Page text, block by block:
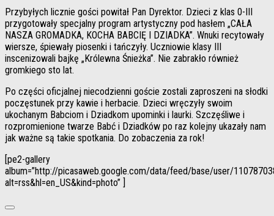
Przybyłych licznie gości powitał Pan Dyrektor. Dzieci z klas 0-III
przygotowały specjalny program artystyczny pod hasłem „CAŁA
NASZA GROMADKA, KOCHA BABCIĘ I DZIADKA”. Wnuki recytowały
wiersze, śpiewały piosenki i tańczyły. Uczniowie klasy III
inscenizowali bajkę „Królewna Śnieżka”. Nie zabrakło również
gromkiego sto lat.
Po części oficjalnej niecodzienni goście zostali zaproszeni na słodki
poczęstunek przy kawie i herbacie. Dzieci wręczyły swoim
ukochanym Babciom i Dziadkom upominki i laurki. Szczęśliwe i
rozpromienione twarze Babć i Dziadków po raz kolejny ukazały nam
jak ważne są takie spotkania. Do zobaczenia za rok!
[pe2-gallery
album=”http://picasaweb.google.com/data/feed/base/user/
alt=rss&hl=en_US&kind=photo” ]